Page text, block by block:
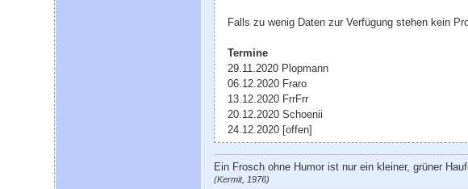
Falls zu wenig Daten zur Verfügung stehen kein
Termine
29.11.2020 Plopmann
06.12.2020 Fraro
13.12.2020 FrrFrr
20.12.2020 Schoenii
24.12.2020 [offen]
Ein Frosch ohne Humor ist nur ein kleiner, grüner
(Kermit, 1976)